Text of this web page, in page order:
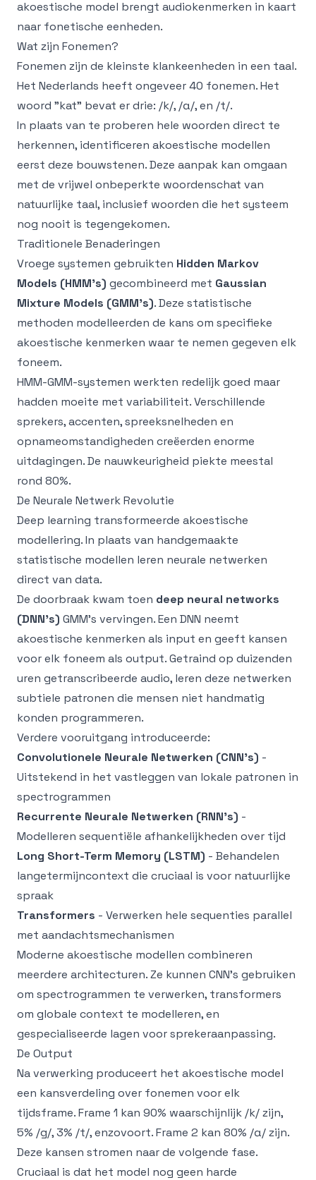
akoestische model brengt audiokenmerken in kaart
naar fonetische eenheden.
Wat zijn Fonemen?
Fonemen zijn de kleinste klankeenheden in een taal.
Het Nederlands heeft ongeveer 40 fonemen. Het
woord "kat" bevat er drie: /k/, /ɑ/, en /t/.
In plaats van te proberen hele woorden direct te
herkennen, identificeren akoestische modellen
eerst deze bouwstenen. Deze aanpak kan omgaan
met de vrijwel onbeperkte woordenschat van
natuurlijke taal, inclusief woorden die het systeem
nog nooit is tegengekomen.
Traditionele Benaderingen
Vroege systemen gebruikten Hidden Markov
Models (HMM's) gecombineerd met Gaussian
Mixture Models (GMM's). Deze statistische
methoden modelleerden de kans om specifieke
akoestische kenmerken waar te nemen gegeven elk
foneem.
HMM-GMM-systemen werkten redelijk goed maar
hadden moeite met variabiliteit. Verschillende
sprekers, accenten, spreeksnelheden en
opnameomstandigheden creëerden enorme
uitdagingen. De nauwkeurigheid piekte meestal
rond 80%.
De Neurale Netwerk Revolutie
Deep learning transformeerde akoestische
modellering. In plaats van handgemaakte
statistische modellen leren neurale netwerken
direct van data.
De doorbraak kwam toen deep neural networks
(DNN's) GMM's vervingen. Een DNN neemt
akoestische kenmerken als input en geeft kansen
voor elk foneem als output. Getraind op duizenden
uren getranscribeerde audio, leren deze netwerken
subtiele patronen die mensen niet handmatig
konden programmeren.
Verdere vooruitgang introduceerde:
Convolutionele Neurale Netwerken (CNN's) -
Uitstekend in het vastleggen van lokale patronen in
spectrogrammen
Recurrente Neurale Netwerken (RNN's) -
Modelleren sequentiële afhankelijkheden over tijd
Long Short-Term Memory (LSTM) - Behandelen
langetermijncontext die cruciaal is voor natuurlijke
spraak
Transformers - Verwerken hele sequenties parallel
met aandachtsmechanismen
Moderne akoestische modellen combineren
meerdere architecturen. Ze kunnen CNN's gebruiken
om spectrogrammen te verwerken, transformers
om globale context te modelleren, en
gespecialiseerde lagen voor sprekeraanpassing.
De Output
Na verwerking produceert het akoestische model
een kansverdeling over fonemen voor elk
tijdsframe. Frame 1 kan 90% waarschijnlijk /k/ zijn,
5% /g/, 3% /t/, enzovoort. Frame 2 kan 80% /ɑ/ zijn.
Deze kansen stromen naar de volgende fase.
Cruciaal is dat het model nog geen harde